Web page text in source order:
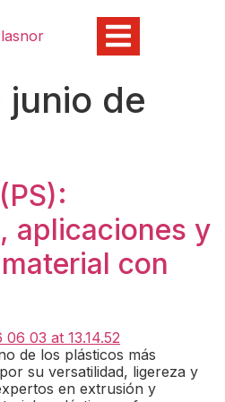
junio de
aplicaciones y
con
de los plásticos más
su versatilidad, ligereza y
en extrusión y